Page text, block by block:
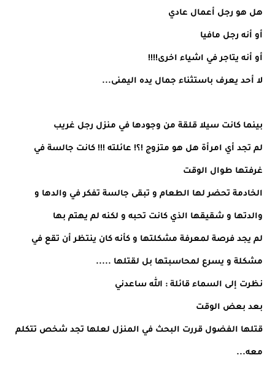
هل هو رجل أعمال عادي
أو أنه رجل مافيا
أو أنه يتاجر في اشياء اخرى!!!!
لا أحد يعرف باستثناء جمال يده اليمنى...
بينما كانت سيلا قلقة من وجودها في منزل رجل غريب
لم تجد أي امرأة هل هو متزوج !؟! عائلته !!! كانت جالسة في
غرفتها طوال الوقت
الخادمة تحضر لها الطعام و تبقى جالسة تفكر في والدها و
والدتها و شقيقها الذي كانت تحبه و لكنه لم يهتم بها
لم يجد فرصة لمعرفة مشكلتها و كأنه كان ينتظر أن تقع في
مشكلة و يسرع لمحاسبتها بل لقتلها .....
نظرت إلى السماء قائلة : الله ساعدني
بعد بعض الوقت
قتلها الفضول قررت البحث في المنزل لعلها تجد شخص تتكلم
معه...